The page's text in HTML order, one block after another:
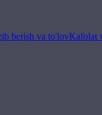
berish va to'lovKafolat